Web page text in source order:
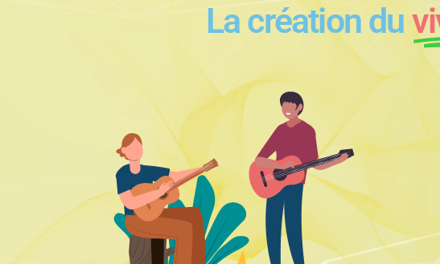
La création du